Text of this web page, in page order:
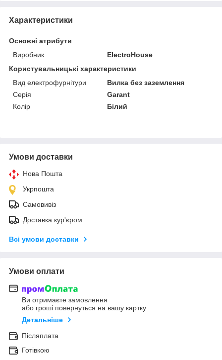
Характеристики
Основні атрибути
Виробник
ElectroHouse
Користувальницькі характеристики
Вид електрофурнітури
Вилка без заземлення
Серія
Garant
Колір
Білий
Умови доставки
Нова Пошта
Укрпошта
Самовивіз
Доставка кур'єром
Всі умови доставки
Умови оплати
Ви отримаєте замовлення
або гроші повернуться на вашу картку
Детальніше
Післяплата
Готівкою